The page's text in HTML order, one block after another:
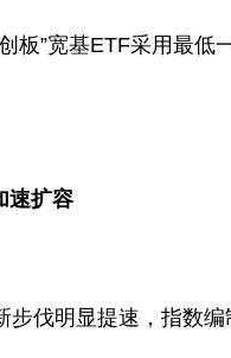
板”宽基ETF采用最
速扩容
伐明显提速，指数